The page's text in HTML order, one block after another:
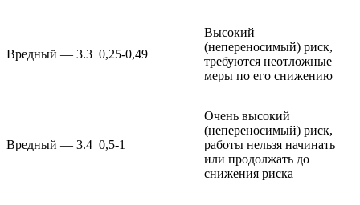
Вредный — 3.3 0,25-0,49
Высокий
(непереносимый) риск,
требуются неотложные
меры по его снижению
Вредный — 3.4 0,5-1
Очень высокий
(непереносимый) риск,
работы нельзя начинать
или продолжать до
снижения риска